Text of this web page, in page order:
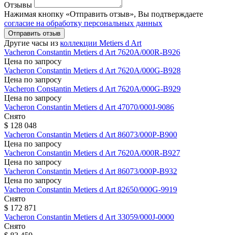
Отзывы
Нажимая кнопку «Отправить отзыв», Вы подтверждаете
согласие на обработку персональных данных
Отправить отзыв
Другие часы из коллекции Metiers d Art
Vacheron Constantin Metiers d Art 7620A/000R-B926
Цена по запросу
Vacheron Constantin Metiers d Art 7620A/000G-B928
Цена по запросу
Vacheron Constantin Metiers d Art 7620A/000G-B929
Цена по запросу
Vacheron Constantin Metiers d Art 47070/000J-9086
Снято
$ 128 048
Vacheron Constantin Metiers d Art 86073/000P-B900
Цена по запросу
Vacheron Constantin Metiers d Art 7620A/000R-B927
Цена по запросу
Vacheron Constantin Metiers d Art 86073/000P-B932
Цена по запросу
Vacheron Constantin Metiers d Art 82650/000G-9919
Снято
$ 172 871
Vacheron Constantin Metiers d Art 33059/000J-0000
Снято